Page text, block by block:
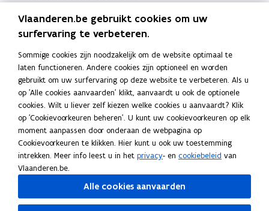
Schrijf je in
Thema's
Taaladviezen
Spellingregels
Tips voor duidelijke taal
Bekijk ook
Spellingtests
Boek- en webwijzer
Vlaanderen.be gebruikt cookies om uw
surfervaring te verbeteren.
Sommige cookies zijn noodzakelijk om de website optimaal te
laten functioneren. Andere cookies zijn optioneel en worden
gebruikt om uw surfervaring op deze website te verbeteren. Als u
op 'Alle cookies aanvaarden' klikt, aanvaardt u ook de optionele
cookies. Wilt u liever zelf kiezen welke cookies u aanvaardt? Klik
op 'Cookievoorkeuren beheren'. U kunt uw cookievoorkeuren op elk
moment aanpassen door onderaan de webpagina op
Cookievoorkeuren te klikken. Hier kunt u ook uw toestemming
intrekken. Meer info leest u in het privacy- en cookiebeleid van
Vlaanderen.be.
Alle cookies aanvaarden